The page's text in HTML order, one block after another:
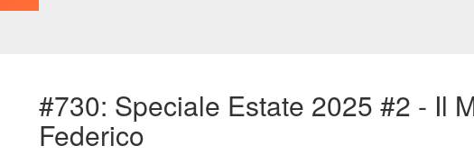
#730: Speciale Estate 2025 #2 - Il
Federico